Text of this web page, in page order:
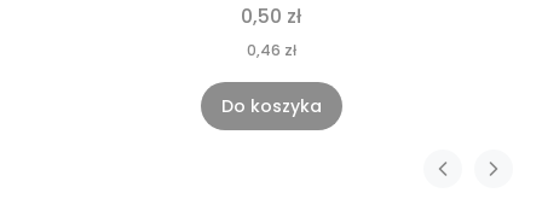
0,50 zł
0,46 zł
Do koszyka